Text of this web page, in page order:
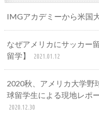
IMGアカデミーから米国
なぜアメリカにサッカー
留学】
2021.01.12
2020秋、アメリカ大学野
球留学生による現地レポ
2020.12.30